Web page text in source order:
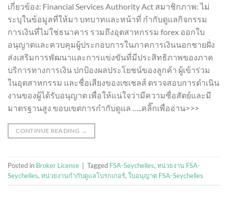
เกี่ยวข้อง: Financial Services Authority Act สมาชิกภาพ: ไม่
ระบุในข้อมูลที่ให้มา บทบาทและหน้าที่ กำกับดูแลกิจกรรม
การเงินที่ไม่ใช่ธนาคาร รวมถึงอุตสาหกรรม forex ออกใบ
อนุญาตและควบคุมผู้ประกอบการในภาคการเงินนอกชายฝั่ง
ส่งเสริมการพัฒนาและการแข่งขันที่มีประสิทธิภาพของภาค
บริการทางการเงิน ปกป้องผลประโยชน์ของลูกค้า ผู้เข้าร่วม
ในอุตสาหกรรม และชื่อเสียงของเซเชลส์ ตรวจสอบการดำเนิน
งานของผู้ได้รับอนุญาต เพื่อให้แน่ใจว่ามีความซื่อสัตย์และมี
มาตรฐานสูง ขอบเขตการกำกับดูแล …..คลิ๊กเพื่ออ่าน>>>
CONTINUE READING →
Posted in Broker License Tagged FSA-Seychelles, หน่วยงาน FSA-
Seychelles, หน่วยงานกำกับดูแลโบรกเกอร์, ใบอนุญาต FSA-Seychelles